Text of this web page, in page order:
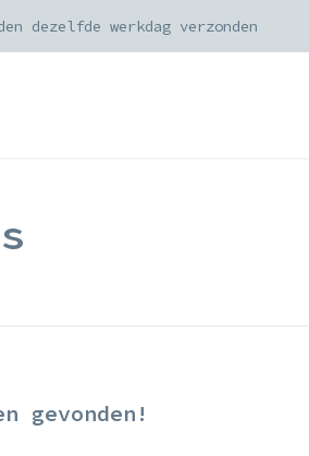
dezelfde werkdag verzonden
gevonden!